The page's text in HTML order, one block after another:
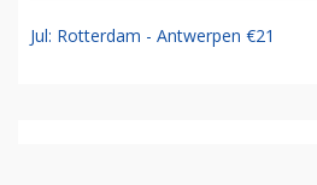
Jul: Rotterdam - Antwerpen €21